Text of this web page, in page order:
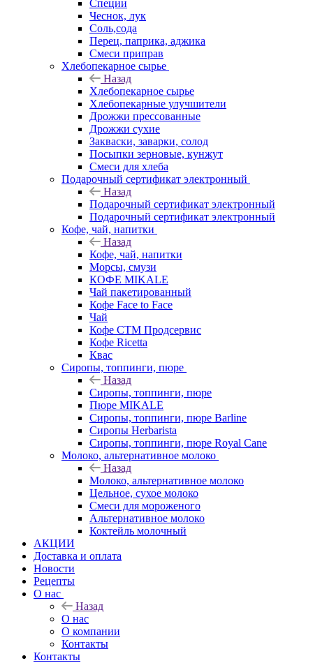
Специи
Чеснок, лук
Соль,сода
Перец, паприка, аджика
Смеси приправ
Хлебопекарное сырье
Назад
Хлебопекарное сырье
Хлебопекарные улучшители
Дрожжи прессованные
Дрожжи сухие
Закваски, заварки, солод
Посыпки зерновые, кунжут
Смеси для хлеба
Подарочный сертификат электронный
Назад
Подарочный сертификат электронный
Подарочный сертификат электронный
Кофе, чай, напитки
Назад
Кофе, чай, напитки
Морсы, смузи
КОФЕ MIKALE
Чай пакетированный
Кофе Face to Face
Чай
Кофе СТМ Продсервис
Кофе Ricetta
Квас
Сиропы, топпинги, пюре
Назад
Сиропы, топпинги, пюре
Пюре MIKALE
Сиропы, топпинги, пюре Barline
Сиропы Herbarista
Сиропы, топпинги, пюре Royal Cane
Молоко, альтернативное молоко
Назад
Молоко, альтернативное молоко
Цельное, сухое молоко
Смеси для мороженого
Альтернативное молоко
Коктейль молочный
АКЦИИ
Доставка и оплата
Новости
Рецепты
О нас
Назад
О нас
О компании
Контакты
Контакты